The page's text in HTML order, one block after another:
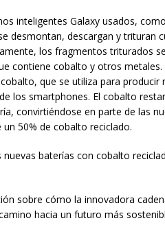
inteligentes Galaxy usados,
desmontan, descargan y trituran
los fragmentos triturados
contiene cobalto y otros
que se utiliza para producir
los smartphones. El cobalto
convirtiéndose en parte de las
50% de cobalto reciclado.
baterías con cobalto
sobre cómo la innovadora
hacia un futuro más